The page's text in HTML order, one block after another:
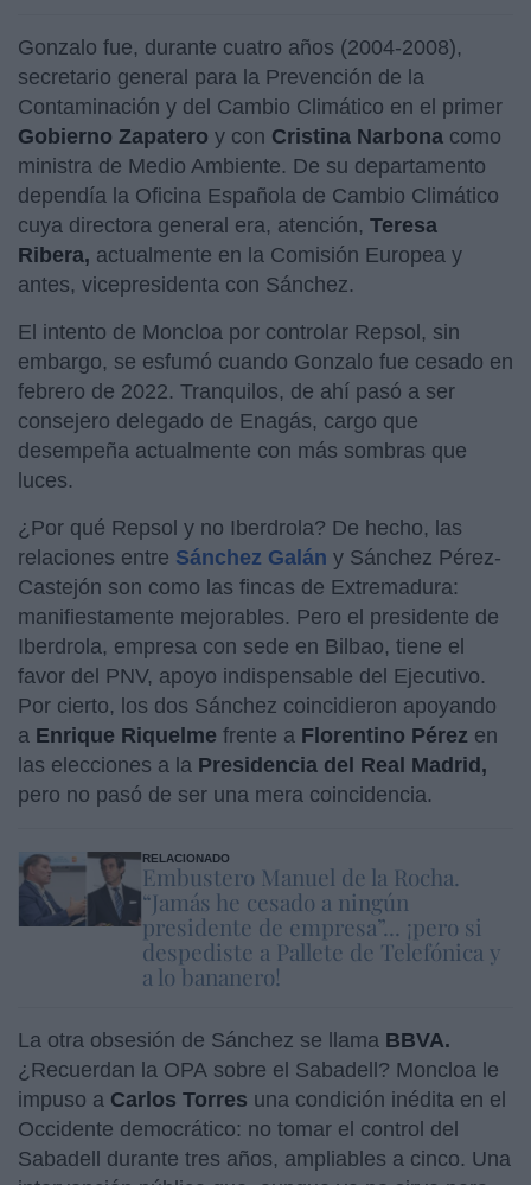
Gonzalo fue, durante cuatro años (2004-2008),
secretario general para la Prevención de la
Contaminación y del Cambio Climático en el primer
Gobierno Zapatero y con Cristina Narbona como
ministra de Medio Ambiente. De su departamento
dependía la Oficina Española de Cambio Climático
cuya directora general era, atención, Teresa
Ribera, actualmente en la Comisión Europea y
antes, vicepresidenta con Sánchez.
El intento de Moncloa por controlar Repsol, sin
embargo, se esfumó cuando Gonzalo fue cesado en
febrero de 2022. Tranquilos, de ahí pasó a ser
consejero delegado de Enagás, cargo que
desempeña actualmente con más sombras que
luces.
¿Por qué Repsol y no Iberdrola? De hecho, las
relaciones entre Sánchez Galán y Sánchez Pérez-
Castejón son como las fincas de Extremadura:
manifiestamente mejorables. Pero el presidente de
Iberdrola, empresa con sede en Bilbao, tiene el
favor del PNV, apoyo indispensable del Ejecutivo.
Por cierto, los dos Sánchez coincidieron apoyando
a Enrique Riquelme frente a Florentino Pérez en
las elecciones a la Presidencia del Real Madrid,
pero no pasó de ser una mera coincidencia.
RELACIONADO
Embustero Manuel de la Rocha.
“Jamás he cesado a ningún
presidente de empresa”... ¡pero si
despediste a Pallete de Telefónica y
a lo bananero!
La otra obsesión de Sánchez se llama BBVA.
¿Recuerdan la OPA sobre el Sabadell? Moncloa le
impuso a Carlos Torres una condición inédita en el
Occidente democrático: no tomar el control del
Sabadell durante tres años, ampliables a cinco. Una